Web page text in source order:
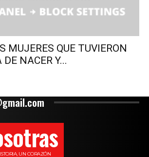
MUJERES QUE TUVIERON
NACER Y...
UN CORAZÓN